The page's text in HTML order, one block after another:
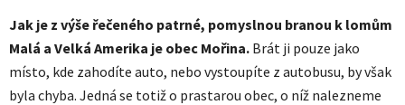
Jak je z výše řečeného patrné, pomyslnou branou k lomům
Malá a Velká Amerika je obec Mořina. Brát ji pouze jako
místo, kde zahodíte auto, nebo vystoupíte z autobusu, by však
byla chyba. Jedná se totiž o prastarou obec, o níž nalezneme